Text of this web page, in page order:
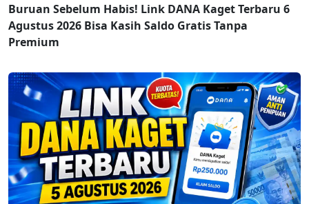
Buruan Sebelum Habis! Link DANA Kaget Terbaru 6
Agustus 2026 Bisa Kasih Saldo Gratis Tanpa
Premium